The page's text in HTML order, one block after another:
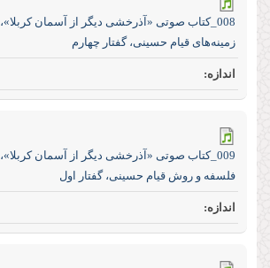
008_کتاب صوتی «آذرخشی‌ دیگر‌ از‌ آسمان‌
زمینه‌های قیام حسینی، گفتار چهارم
009_کتاب صوتی «آذرخشی‌ دیگر‌ از‌ آسمان‌
فلسفه و روش قیام حسینی، گفتار اول